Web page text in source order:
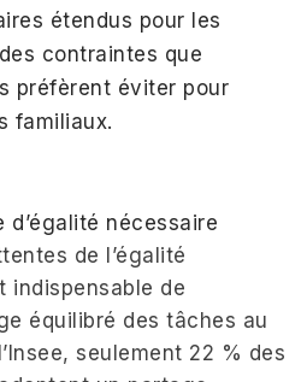
étendus pour les
contraintes que
préfèrent éviter pour
familiaux.
d’égalité nécessaire
de l’égalité
indispensable de
équilibré des tâches au
seulement 22 % des